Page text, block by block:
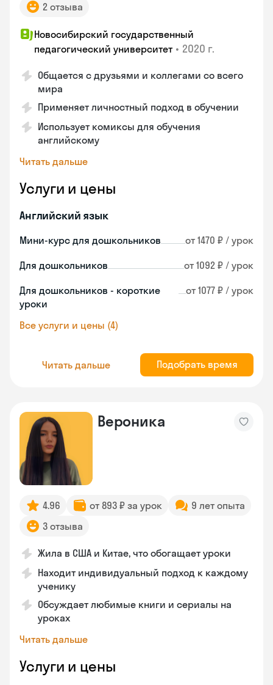
2 отзыва
Новосибирский государственный
педагогический университет • 2020 г.
Общается с друзьями и коллегами со всего
мира
Применяет личностный подход в обучении
Использует комиксы для обучения
английскому
Читать дальше
Услуги и цены
Английский язык
Мини-курс для дошкольников от 1470 ₽ / урок
Для дошкольников от 1092 ₽ / урок
Для дошкольников - короткие
уроки
от 1077 ₽ / урок
Все услуги и цены (4)
Читать дальше Подобрать время
Вероника
4.96 от 893 ₽ за урок
9 лет опыта
3 отзыва
Жила в США и Китае, что обогащает уроки
Находит индивидуальный подход к каждому
ученику
Обсуждает любимые книги и сериалы на
уроках
Читать дальше
Услуги и цены